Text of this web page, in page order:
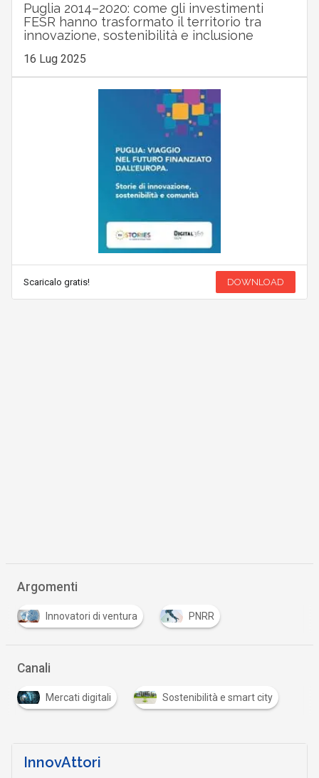
Puglia 2014–2020: come gli investimenti
FESR hanno trasformato il territorio tra
innovazione, sostenibilità e inclusione
16 Lug 2025
Scaricalo gratis! DOWNLOAD
Argomenti
Innovatori di ventura PNRR
Canali
Mercati digitali Sostenibilità e smart city
InnovAttori